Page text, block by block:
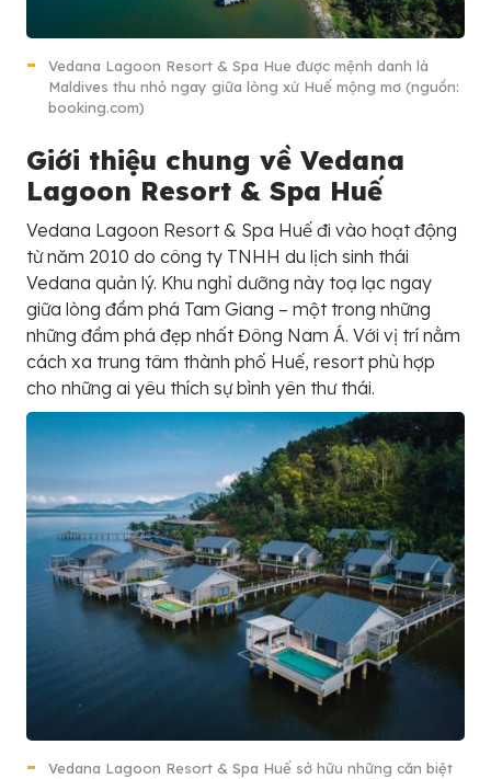
Vedana Lagoon Resort & Spa Hue được mệnh danh là
Maldives thu nhỏ ngay giữa lòng xứ Huế mộng mơ (nguồn:
booking.com)
Giới thiệu chung về Vedana
Lagoon Resort & Spa Huế
Vedana Lagoon Resort & Spa Huế đi vào hoạt động
từ năm 2010 do công ty TNHH du lịch sinh thái
Vedana quản lý. Khu nghỉ dưỡng này toạ lạc ngay
giữa lòng đầm phá Tam Giang – một trong những
những đầm phá đẹp nhất Đông Nam Á. Với vị trí nằm
cách xa trung tâm thành phố Huế, resort phù hợp
cho những ai yêu thích sự bình yên thư thái.
Vedana Lagoon Resort & Spa Huế sở hữu những căn biệt